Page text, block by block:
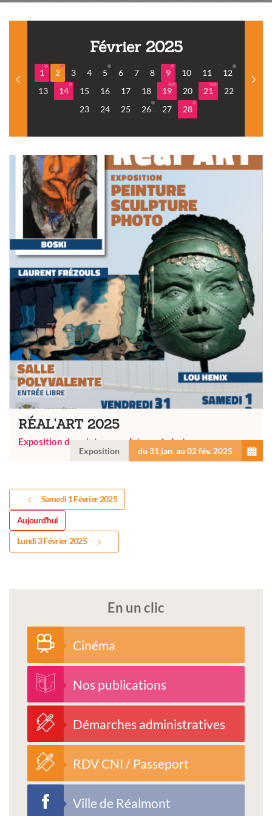
Février 2025
1 2 3 4 5 6 7 8 9 10 11
12
13
14 15 16 17 18 19 20 21
22
23
24 25 26 27 28
RÉAL'ART 2025
Exposition de peinture, sculpture et photo
Exposition du 31 jan. au 02 fév. 2025
Samedi 1 Février 2025
Aujourd'hui
Lundi 3 Février 2025
En un clic
Cinéma
Nos publications
Démarches administratives
RDV CNI / Passeport
Ville de Réalmont